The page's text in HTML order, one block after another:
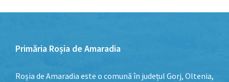
Primăria Roșia de Amaradia
Roșia de Amaradia este o comună în județul Gorj, Oltenia,